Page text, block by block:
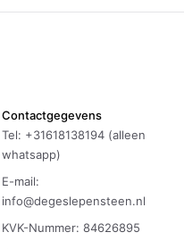
Contactgegevens
Tel: +31618138194 (alleen
whatsapp)
E-mail:
info@degeslepensteen.nl
KVK-Nummer: 84626895